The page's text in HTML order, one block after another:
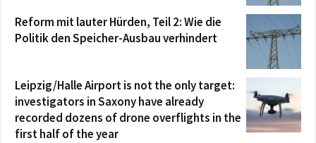
Reform mit lauter Hürden, Teil 2: Wie die
Politik den Speicher-Ausbau verhindert
Leipzig/Halle Airport is not the only target:
investigators in Saxony have already
recorded dozens of drone overflights in the
first half of the year